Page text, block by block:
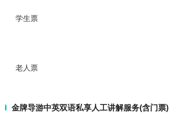
学生票
老人票
金牌导游中英双语私享人工讲解服务(含门票)